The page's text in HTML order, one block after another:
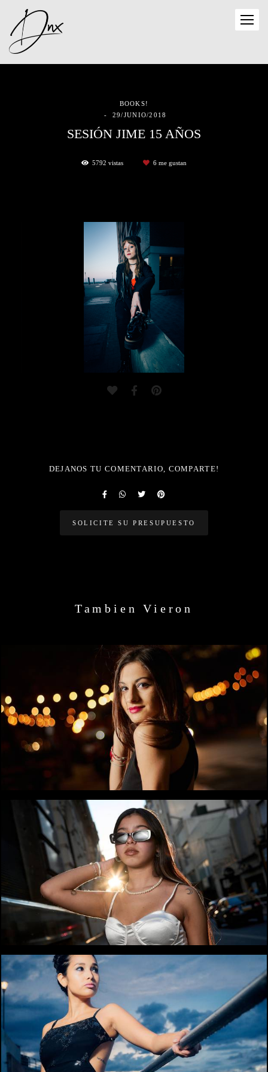
BOOKS!
29/JUNIO/2018
SESIÓN JIME 15 AÑOS
5792 vistas 6 me gustan
DEJANOS TU COMENTARIO, COMPARTE!
SOLICITE SU PRESUPUESTO
Tambien Vieron
1362
1937 3
1790 4